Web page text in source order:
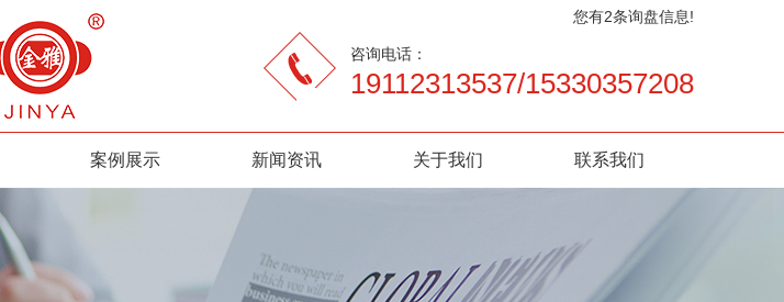
咨询电话：
19112313537/15330357208
您有2条询盘信息!
案例展示 新闻资讯 关于我们 联系我们